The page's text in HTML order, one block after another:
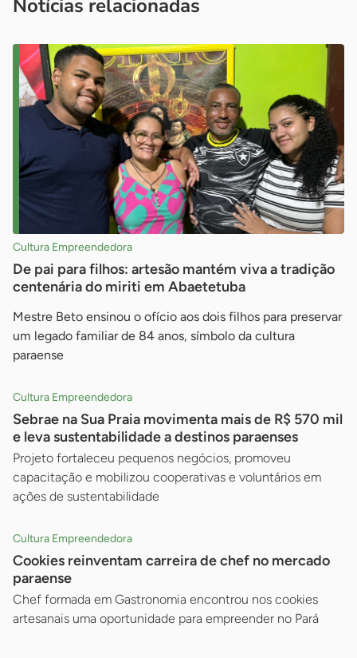
Notícias relacionadas
Cultura Empreendedora
De pai para filhos: artesão mantém viva a tradição
centenária do miriti em Abaetetuba
Mestre Beto ensinou o ofício aos dois filhos para preservar
um legado familiar de 84 anos, símbolo da cultura
paraense
Cultura Empreendedora
Sebrae na Sua Praia movimenta mais de R$ 570 mil
e leva sustentabilidade a destinos paraenses
Projeto fortaleceu pequenos negócios, promoveu
capacitação e mobilizou cooperativas e voluntários em
ações de sustentabilidade
Cultura Empreendedora
Cookies reinventam carreira de chef no mercado
paraense
Chef formada em Gastronomia encontrou nos cookies
artesanais uma oportunidade para empreender no Pará